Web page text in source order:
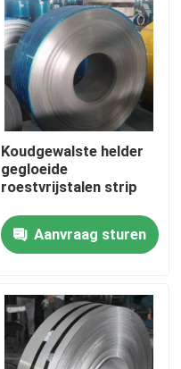
Koudgewalste helder
gegloeide
roestvrijstalen strip
Aanvraag sturen